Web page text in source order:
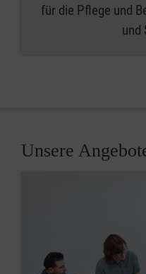
für die Pflege und
und
Unsere